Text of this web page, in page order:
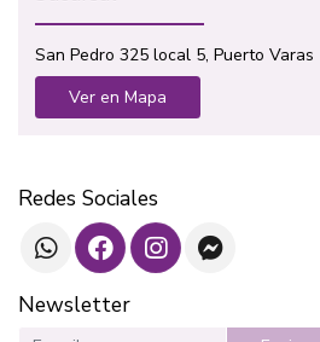
San Pedro 325 local 5, Puerto Varas
Ver en Mapa
Redes Sociales
Newsletter